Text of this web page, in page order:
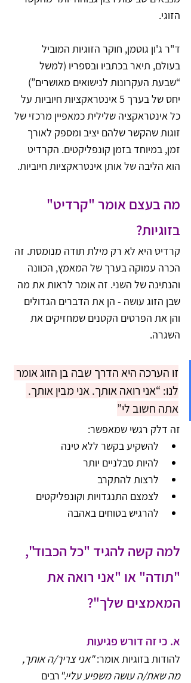
הזוגי.
ד"ר ג'ון גוטמן, חוקר הזוגיות המוביל
בעולם, תיאר בכתביו ובספריו (למשל
“שבעת העקרונות לנישואים מאושרים”)
יחס של בערך 5 אינטראקציות חיוביות על
כל אינטראקציה שלילית כמאפיין מרכזי של
זוגות שהקשר שלהם יציב ומספק לאורך
זמן, במיוחד בזמן קונפליקטים. הקרדיט
הוא הליבה של אותן אינטראקציות חיוביות.
מה בעצם אומר "קרדיט"
בזוגיות?
קרדיט היא לא רק מילת תודה מנומסת. זה
הכרה עמוקה בערך של המאמץ, הכוונה
והנתינה של השני. זה אומר לראות את מה
שבן הזוג עושה - הן את הדברים הגדולים
והן את הפרטים הקטנים שמחזיקים את
השגרה.
זו הערכה היא הדרך שבה בן הזוג אומר
לנו: “אני רואה אותך. אני מבין אותך.
אתה חשוב לי”
זה דלק רגשי שמאפשר:
להשקיע בקשר ללא טינה
להיות סבלניים יותר
לרצות להתקרב
לצמצם התנגדויות וקונפליקטים
להרגיש בטוחים באהבה
למה קשה להגיד "כל הכבוד",
"תודה" או "אני רואה את
המאמצים שלך"?
א. כי זה דורש פגיעות
להודות בזוגיות אומר: "אני צריך/ה אותך,
מה שאת/ה עושה משפיע עליי."רבים